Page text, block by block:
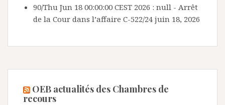
90/Thu Jun 18 00:00:00 CEST 2026 : null - Arrêt
de la Cour dans l’affaire C-522/24 juin 18, 2026
OEB actualités des Chambres de
recours